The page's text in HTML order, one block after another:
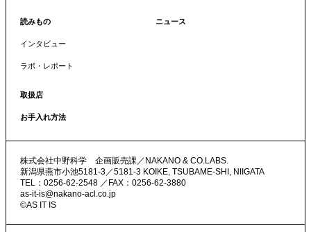
読みもの
インタビュー
ラボ・レポート
ニュース
取扱店
お手入れ方法
株式会社中野科学 企画販売課／NAKANO & CO.LABS.
新潟県燕市小池5181-3／5181-3 KOIKE, TSUBAME-SHI, NIIGATA
TEL： 0256-62-2548 ／FAX：0256-62-3880
as-it-is@nakano-acl.co.jp
©AS IT IS